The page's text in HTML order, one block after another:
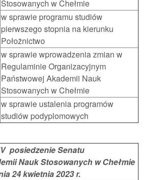
Stosowanych w Chełmie
w sprawie programu studiów
pierwszego stopnia na kierunku
Położnictwo
w sprawie wprowadzenia zmian w
Regulaminie Organizacyjnym
Państwowej Akademii Nauk
Stosowanych w Chełmie
w sprawie ustalenia programów
studiów podyplomowych
posiedzenie Senatu
Nauk Stosowanych w Chełmie
24 kwietnia 2023 r.